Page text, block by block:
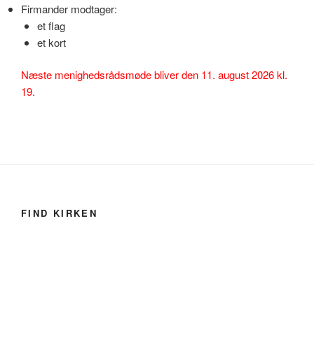
Firmander modtager:
et flag
et kort
Næste menighedsrådsmøde bliver den 11. august 2026 kl.
19.
FIND KIRKEN